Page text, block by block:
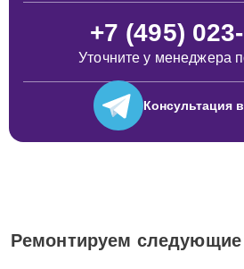
+7 (495)
Уточните у менеджера
Консультация
Ремонтируем